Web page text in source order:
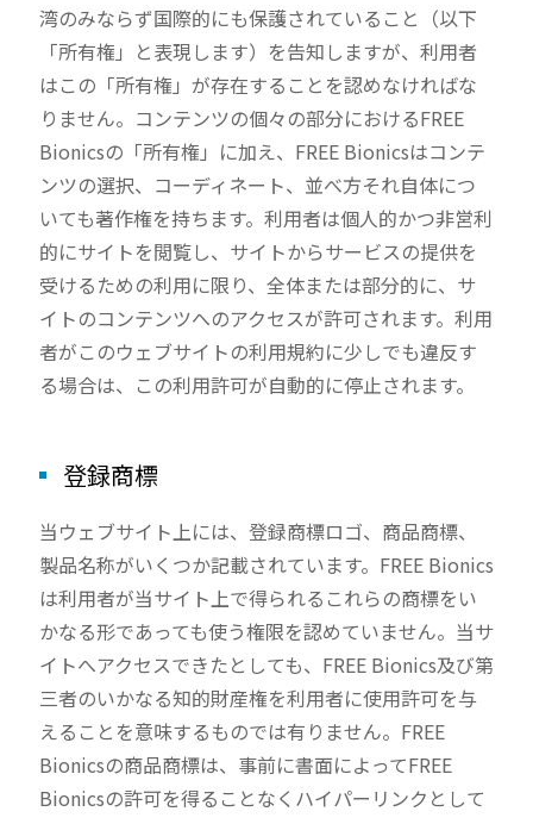
湾のみならず国際的にも保護されていること（以下
「所有権」と表現します）を告知しますが、利用者
はこの「所有権」が存在することを認めなければな
りません。コンテンツの個々の部分におけるFREE
Bionicsの「所有権」に加え、FREE Bionicsはコンテ
ンツの選択、コーディネート、並べ方それ自体につ
いても著作権を持ちます。利用者は個人的かつ非営利
的にサイトを閲覧し、サイトからサービスの提供を
受けるための利用に限り、全体または部分的に、サ
イトのコンテンツへのアクセスが許可されます。利用
者がこのウェブサイトの利用規約に少しでも違反す
る場合は、この利用許可が自動的に停止されます。
登録商標
当ウェブサイト上には、登録商標ロゴ、商品商標、
製品名称がいくつか記載されています。FREE Bionics
は利用者が当サイト上で得られるこれらの商標をい
かなる形であっても使う権限を認めていません。当サ
イトへアクセスできたとしても、FREE Bionics及び第
三者のいかなる知的財産権を利用者に使用許可を与
えることを意味するものでは有りません。FREE
Bionicsの商品商標は、事前に書面によってFREE
Bionicsの許可を得ることなくハイパーリンクとして